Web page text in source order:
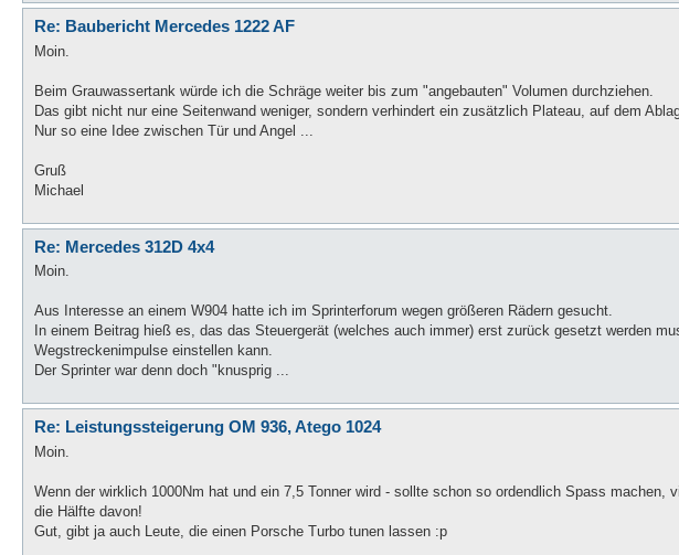
Re: Baubericht Mercedes 1222 AF
Moin.
Beim Grauwassertank würde ich die Schräge weiter bis zum "angebauten" Volumen durchziehen.
Das gibt nicht nur eine Seitenwand weniger, sondern verhindert ein zusätzlich Plateau, auf dem
Nur so eine Idee zwischen Tür und Angel ...
Gruß
Michael
Re: Mercedes 312D 4x4
Moin.
Aus Interesse an einem W904 hatte ich im Sprinterforum wegen größeren Rädern gesucht.
In einem Beitrag hieß es, das das Steuergerät (welches auch immer) erst zurück gesetzt werden
Wegstreckenimpulse einstellen kann.
Der Sprinter war denn doch "knusprig ...
Re: Leistungssteigerung OM 936, Atego 1024
Moin.
Wenn der wirklich 1000Nm hat und ein 7,5 Tonner wird - sollte schon so ordendlich Spass machen,
die Hälfte davon!
Gut, gibt ja auch Leute, die einen Porsche Turbo tunen lassen :p